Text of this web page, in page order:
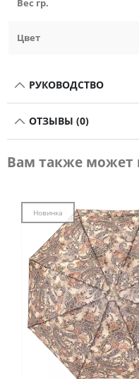
Вес гр.
Цвет
РУКОВОДСТВО
ОТЗЫВЫ (0)
Вам также может
Новинка